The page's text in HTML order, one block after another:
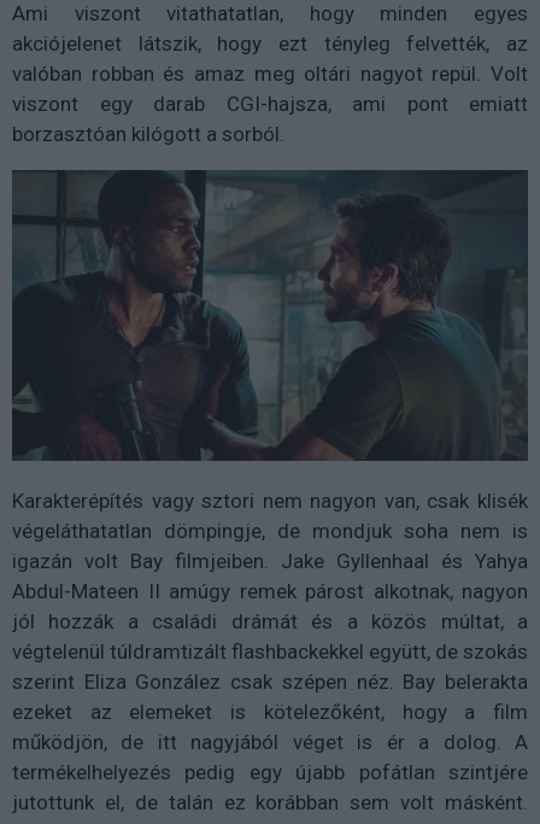
Ami viszont vitathatatlan, hogy minden egyes
akciójelenet látszik, hogy ezt tényleg felvették, az
valóban robban és amaz meg oltári nagyot repül. Volt
viszont egy darab CGI-hajsza, ami pont emiatt
borzasztóan kilógott a sorból.
Karakterépítés vagy sztori nem nagyon van, csak klisék
végeláthatatlan dömpingje, de mondjuk soha nem is
igazán volt Bay filmjeiben. Jake Gyllenhaal és Yahya
Abdul-Mateen II amúgy remek párost alkotnak, nagyon
jól hozzák a családi drámát és a közös múltat, a
végtelenül túldramtizált flashbackekkel együtt, de szokás
szerint Eliza González csak szépen néz. Bay belerakta
ezeket az elemeket is kötelezőként, hogy a film
működjön, de itt nagyjából véget is ér a dolog. A
termékelhelyezés pedig egy újabb pofátlan szintjére
jutottunk el, de talán ez korábban sem volt másként.